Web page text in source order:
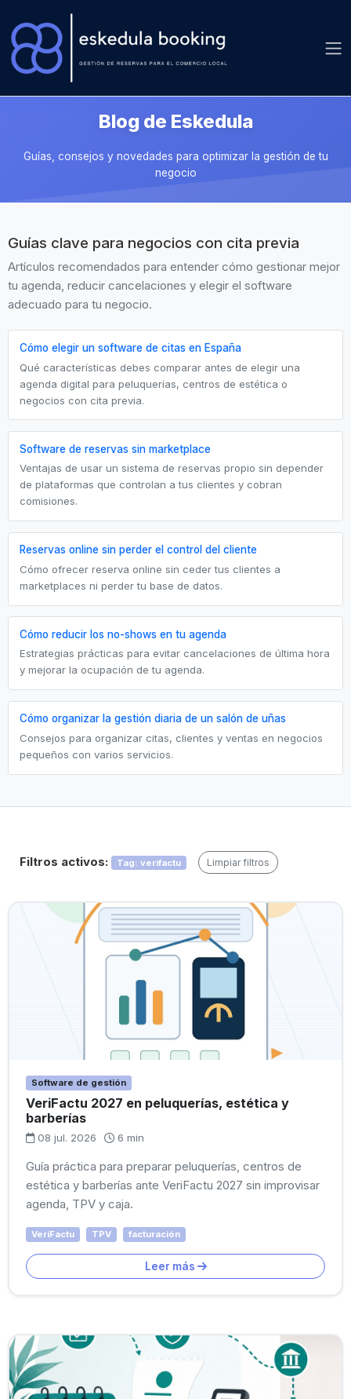
Blog de Eskedula
Guías, consejos y novedades para optimizar la gestión de tu
negocio
Guías clave para negocios con cita previa
Artículos recomendados para entender cómo gestionar mejor
tu agenda, reducir cancelaciones y elegir el software
adecuado para tu negocio.
Cómo elegir un software de citas en España
Qué características debes comparar antes de elegir una
agenda digital para peluquerías, centros de estética o
negocios con cita previa.
Software de reservas sin marketplace
Ventajas de usar un sistema de reservas propio sin depender
de plataformas que controlan a tus clientes y cobran
comisiones.
Reservas online sin perder el control del cliente
Cómo ofrecer reserva online sin ceder tus clientes a
marketplaces ni perder tu base de datos.
Cómo reducir los no-shows en tu agenda
Estrategias prácticas para evitar cancelaciones de última hora
y mejorar la ocupación de tu agenda.
Cómo organizar la gestión diaria de un salón de uñas
Consejos para organizar citas, clientes y ventas en negocios
pequeños con varios servicios.
Filtros activos: Tag: verifactu Limpiar filtros
Software de gestión
VeriFactu 2027 en peluquerías, estética y
barberías
08 jul. 2026 6 min
Guía práctica para preparar peluquerías, centros de
estética y barberías ante VeriFactu 2027 sin improvisar
agenda, TPV y caja.
VeriFactu TPV facturación
Leer más